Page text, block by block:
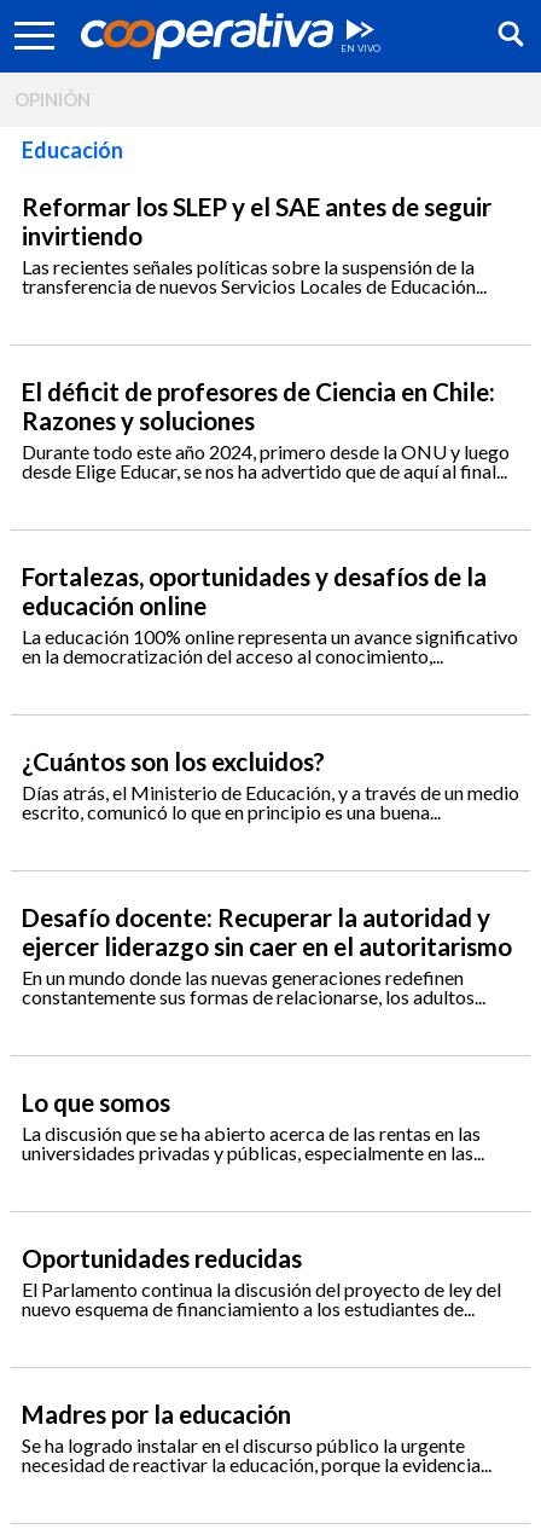
Síguenos:
OPINIÓN
Educación
Reformar los SLEP y el SAE antes de seguir
invirtiendo
Las recientes señales políticas sobre la suspensión de la
transferencia de nuevos Servicios Locales de Educación...
El déficit de profesores de Ciencia en Chile:
Razones y soluciones
Durante todo este año 2024, primero desde la ONU y luego
desde Elige Educar, se nos ha advertido que de aquí al final...
Fortalezas, oportunidades y desafíos de la
educación online
La educación 100% online representa un avance significativo
en la democratización del acceso al conocimiento,...
¿Cuántos son los excluidos?
Días atrás, el Ministerio de Educación, y a través de un medio
escrito, comunicó lo que en principio es una buena...
Desafío docente: Recuperar la autoridad y
ejercer liderazgo sin caer en el autoritarismo
En un mundo donde las nuevas generaciones redefinen
constantemente sus formas de relacionarse, los adultos...
Lo que somos
La discusión que se ha abierto acerca de las rentas en las
universidades privadas y públicas, especialmente en las...
Oportunidades reducidas
El Parlamento continua la discusión del proyecto de ley del
nuevo esquema de financiamiento a los estudiantes de...
Madres por la educación
Se ha logrado instalar en el discurso público la urgente
necesidad de reactivar la educación, porque la evidencia...